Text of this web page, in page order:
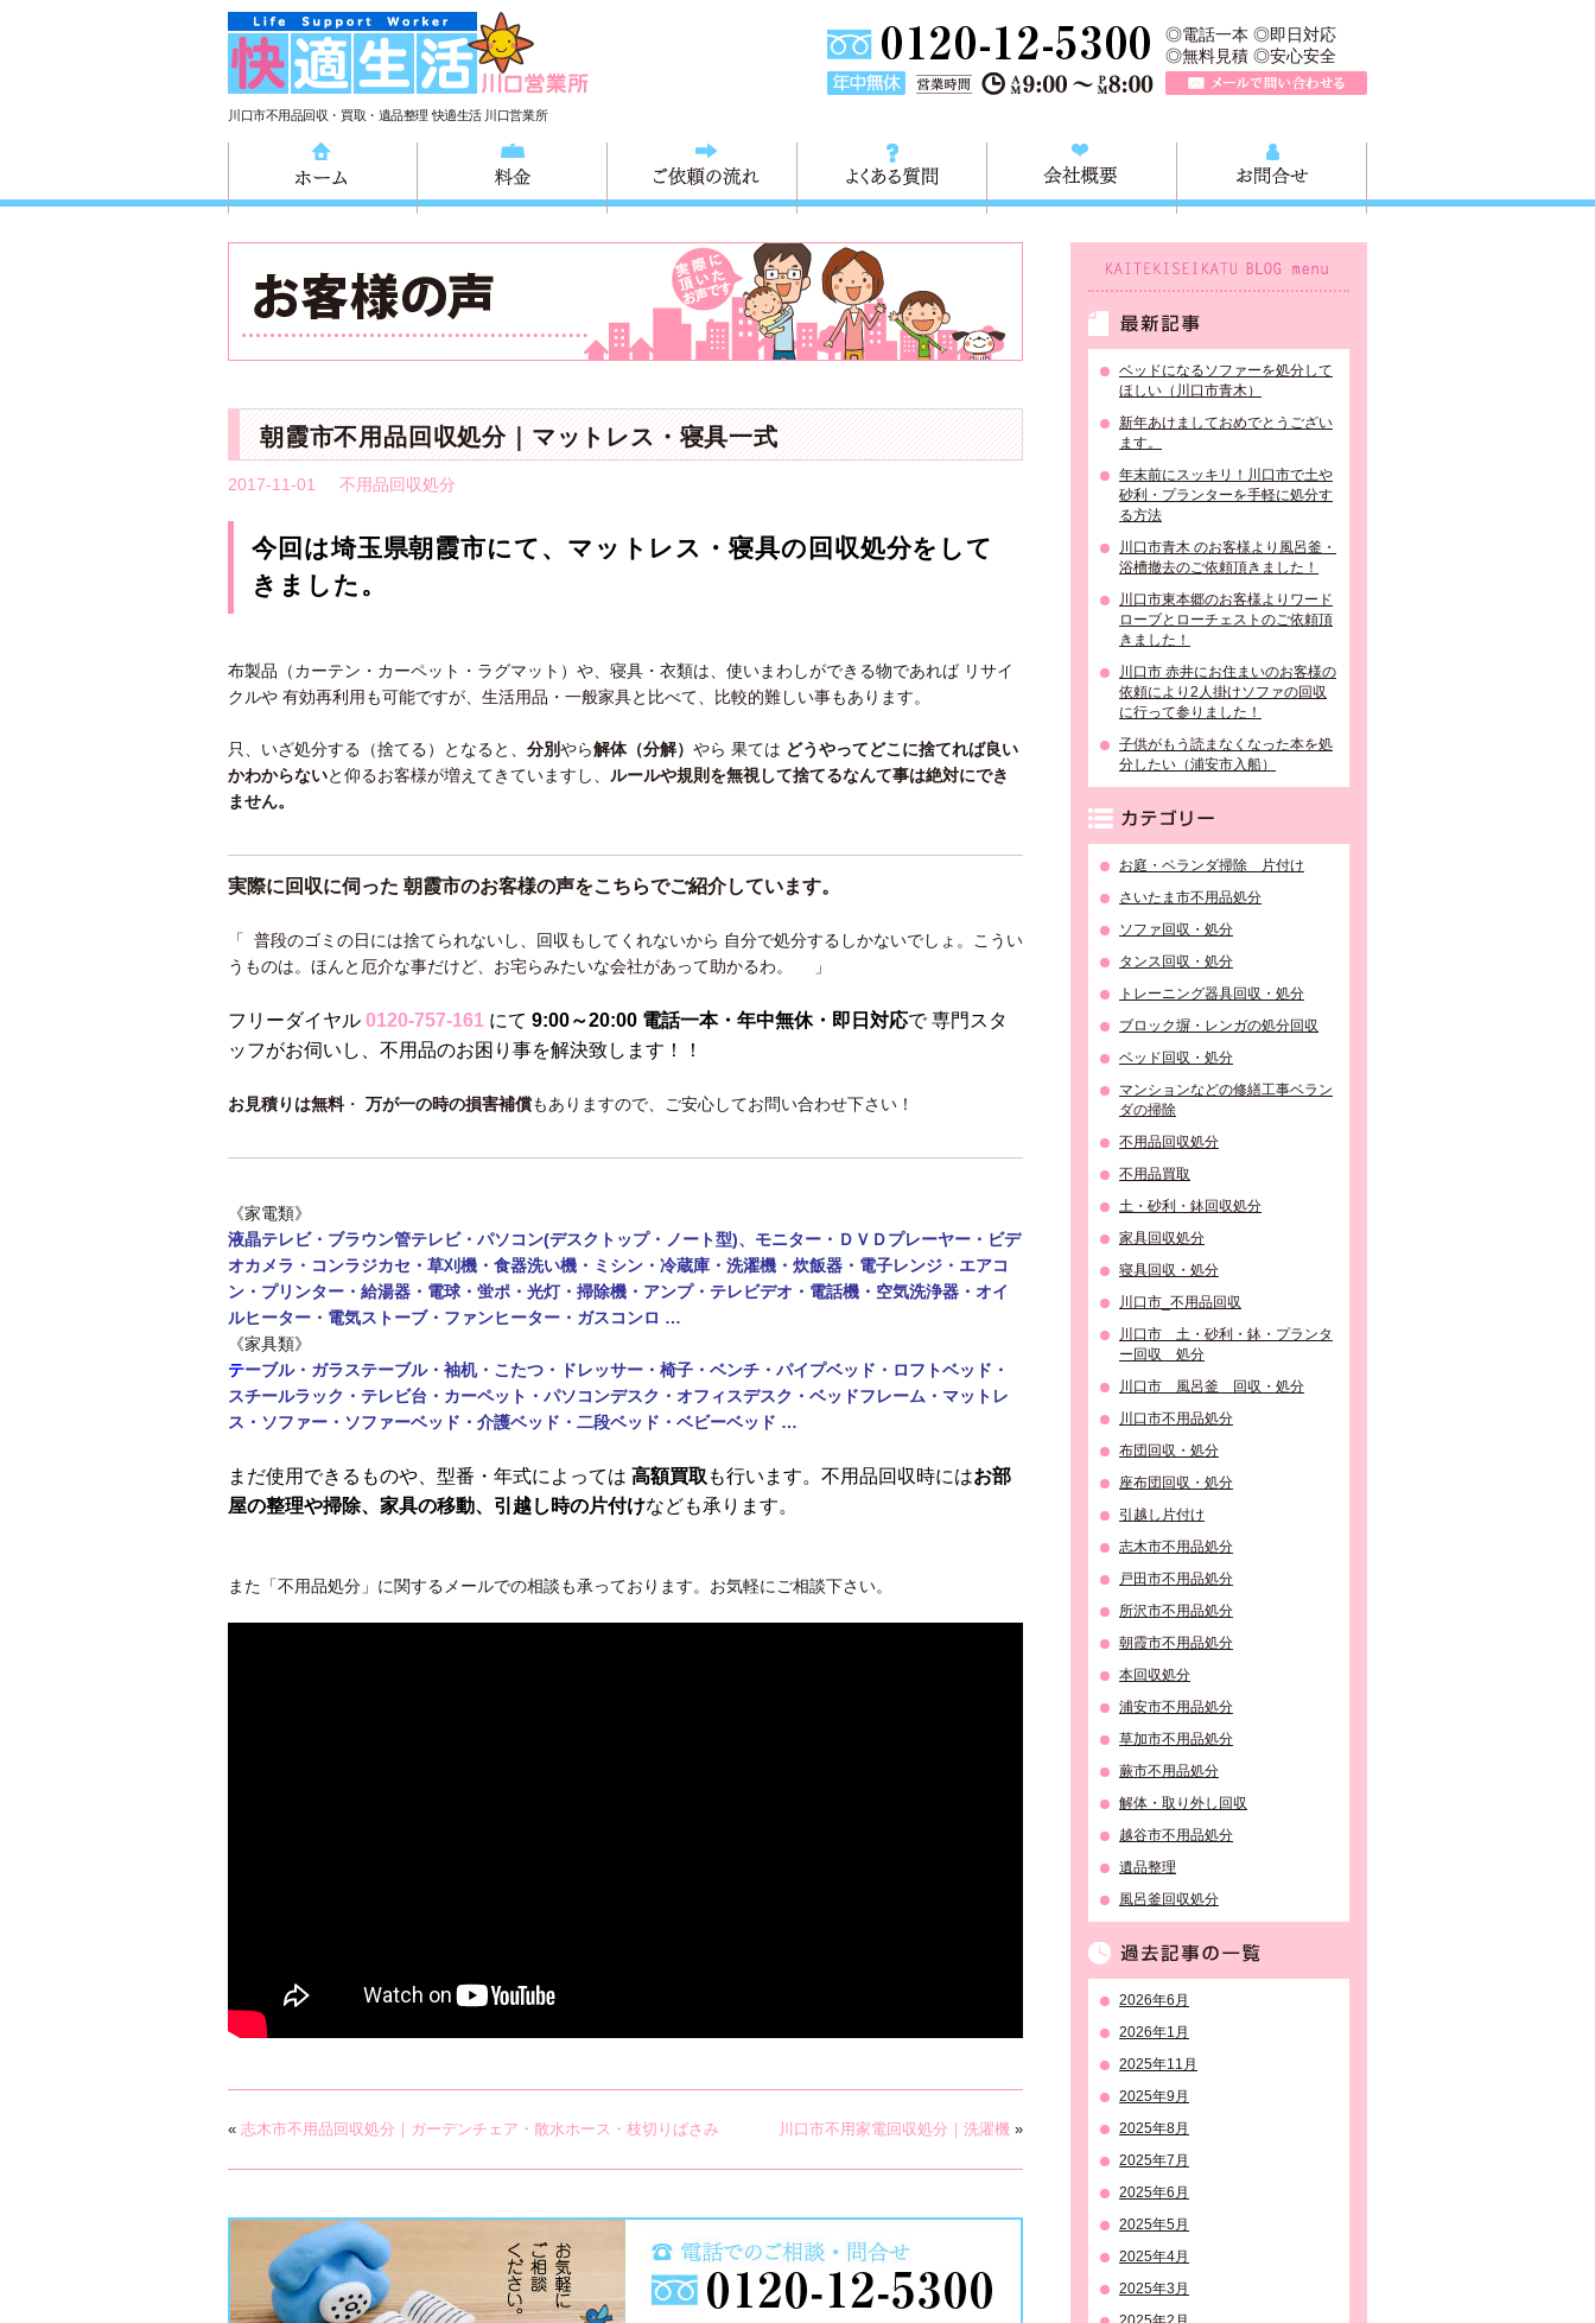
川口市不用品回収・買取・遺品整理 快適生活 川口営業所
TEL 0120-757-161（年中無休）営業時間AM9:00～
◎電話一本 ◎即日対応
◎無料見積 ◎安心安全
ご依頼の流れ よくある質問
朝霞市不用品回収処分｜マットレス・寝具一式
2017-11-01 不用品回収処分
今回は埼玉県朝霞市にて、マットレス・寝具の回収処分をして
きました。
布製品（カーテン・カーペット・ラグマット）や、寝具・衣類は、使いまわしができる物であれば リサイ
クルや 有効再利用も可能ですが、生活用品・一般家具と比べて、比較的難しい事もあります。
只、いざ処分する（捨てる）となると、 分別やら解体（分解） やら 果ては どうやってどこに捨てれば良い
かわからないと仰るお客様が増えてきていますし、 ルールや規則を無視して捨てるなんて事は絶対にでき
ません。
実際に回収に伺った 朝霞市のお客様の声をこちらでご紹介しています。
「 普段のゴミの日には捨てられないし、回収もしてくれないから 自分で処分するしかないでしょ。こうい
うものは。ほんと厄介な事だけど、お宅らみたいな会社があって助かるわ。 」
フリーダイヤル 0120-757-161 にて 9:00～20:00 電話一本・年中無休・即日対応で 専門スタ
ッフがお伺いし、不用品のお困り事を解決致します！！
お見積りは無料・ 万が一の時の損害補償もありますので、ご安心してお問い合わせ下さい！
《家電類》
液晶テレビ・ブラウン管テレビ・パソコン(デスクトップ・ノート型)、モニター・ ＤＶＤプレーヤー・ビデ
オカメラ・コンラジカセ・草刈機・食器洗い機・ミシン・ 冷蔵庫・洗濯機・炊飯器・電子レンジ・エアコ
ン・ プリンター・給湯器・電球・蛍ポ・光灯・掃除機・アンプ・テレビデオ・電話機・ 空気洗浄器・オイ
ルヒーター・電気ストーブ・ファンヒーター・ガスコンロ …
《家具類》
テーブル・ ガラステーブル・袖机・こたつ・ドレッサー・椅子・ベンチ・パイプベッド・ロフトベッド・
スチールラック・テレビ台・カーペット・パソコンデスク・オフィスデスク・ベッドフレーム・マットレ
ス・ソファー・ソファーベッド・介護ベッド・二段ベッド・ ベビーベッド …
まだ使用できるものや、型番・年式によっては 高額買取 も行います。不用品回収時にはお部
屋の整理や掃除、家具の移動、引越し時の片付けなども承ります。
また「不用品処分」に関するメールでの相談も承っております。お気軽にご相談下さい。
« 志木市不用品回収処分｜ガーデンチェア・散水ホース・枝切りばさみ 川口市不用家電回収処分｜洗濯機 »
ベッドになるソファーを処分して
ほしい（川口市青木）
新年あけましておめでとうござい
ます。
年末前にスッキリ！川口市で土や
砂利・プランターを手軽に処分す
る方法
川口市青木 のお客様より風呂釜・
浴槽撤去のご依頼頂きました！
川口市東本郷のお客様よりワード
ローブとローチェストのご依頼頂
きました！
川口市 赤井にお住まいのお客様の
依頼により2人掛けソファの回収
に行って参りました！
子供がもう読まなくなった本を処
分したい（浦安市入船）
お庭・ベランダ掃除 片付け
さいたま市不用品処分
ソファ回収・処分
タンス回収・処分
トレーニング器具回収・処分
ブロック塀・レンガの処分回収
ベッド回収・処分
マンションなどの修繕工事ベラン
ダの掃除
不用品回収処分
不用品買取
土・砂利・鉢回収処分
家具回収処分
寝具回収・処分
川口市_不用品回収
川口市 土・砂利・鉢・プランタ
ー回収 処分
川口市 風呂釜 回収・処分
川口市不用品処分
布団回収・処分
座布団回収・処分
引越し片付け
志木市不用品処分
戸田市不用品処分
所沢市不用品処分
朝霞市不用品処分
本回収処分
浦安市不用品処分
草加市不用品処分
蕨市不用品処分
解体・取り外し回収
越谷市不用品処分
遺品整理
風呂釜回収処分
2026年6月
2026年1月
2025年11月
2025年9月
2025年8月
2025年7月
2025年6月
2025年5月
2025年4月
2025年3月